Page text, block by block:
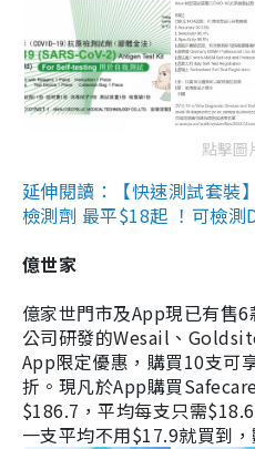
點擊圖
延伸閱讀：【快速測試套裝
檢測劑 最平$18起 ！可檢
億世家
億家世門市及App現已有售
公司研發的Wesail、
App限定優惠，購買10支可
折。現凡於App購買
$186.7，平均每支只需
一支平均不用$17.9就買到